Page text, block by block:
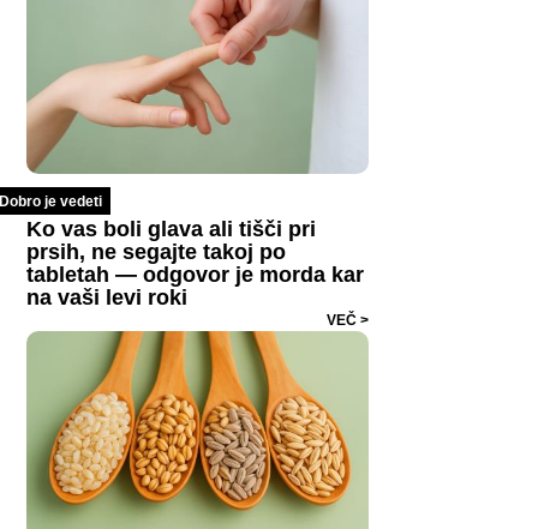
Dobro je vedeti
Ko vas boli glava ali tišči pri
prsih, ne segajte takoj po
tabletah — odgovor je morda kar
na vaši levi roki
VEČ >